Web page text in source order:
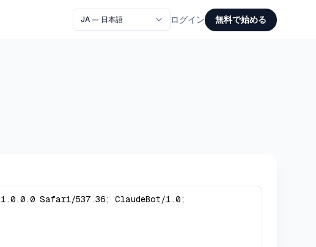
ログイン 無料で始める